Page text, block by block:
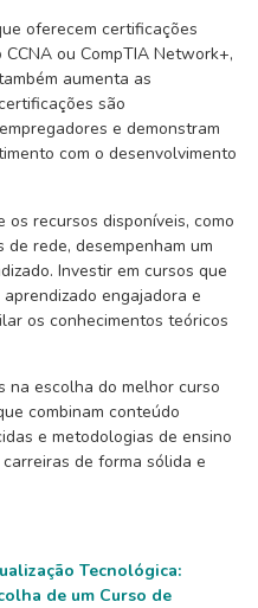
oferecem certificações
ou CompTIA Network+,
aumenta as
são
e demonstram
com o desenvolvimento
recursos disponíveis, como
rede, desempenham um
Investir em cursos que
engajadora e
os conhecimentos teóricos
na escolha do melhor curso
combinam conteúdo
e metodologias de ensino
de forma sólida e
Tecnológica:
de um Curso de